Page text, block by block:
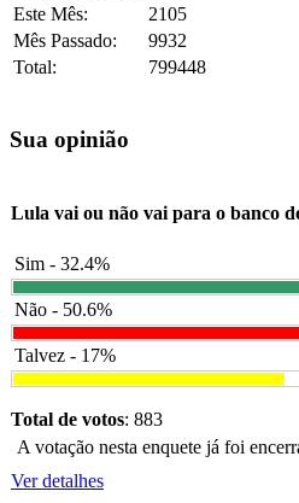
Este Mês:
2105
Mês Passado:
9932
Total:
799448
Sua opinião
Lula vai ou não vai para o banco
Sim - 32.4%
Não - 50.6%
Talvez - 17%
Total de votos: 883
A votação nesta enquete já foi
Ver detalhes